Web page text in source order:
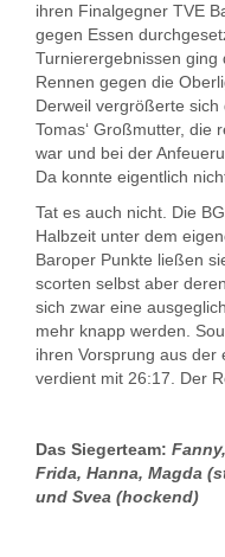
ihren Finalgegner TVE
gegen Essen
Turnierergebnissen ging
Rennen gegen die
Derweil vergrößerte
Tomas‘ Großmutter, die
war und bei der
Da konnte eigentlich
Tat es auch nicht. Die
Halbzeit unter dem
Baroper Punkte ließen
scorten selbst aber
sich zwar eine
mehr knapp werden.
ihren Vorsprung aus der
verdient mit 26:17. Der
Das Siegerteam:
Frida, Hanna, Magda
und Svea (hockend)